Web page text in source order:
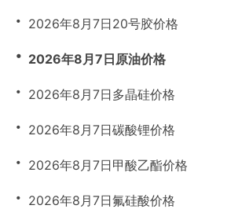
・ 2026年8月7日20号胶价格
・ 2026年8月7日原油价格
・ 2026年8月7日多晶硅价格
・ 2026年8月7日碳酸锂价格
・ 2026年8月7日甲酸乙酯价格
・ 2026年8月7日氟硅酸价格